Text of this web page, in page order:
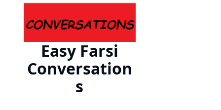
Easy Farsi
Conversation
s